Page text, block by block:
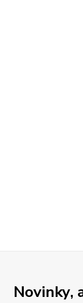
Novinky,